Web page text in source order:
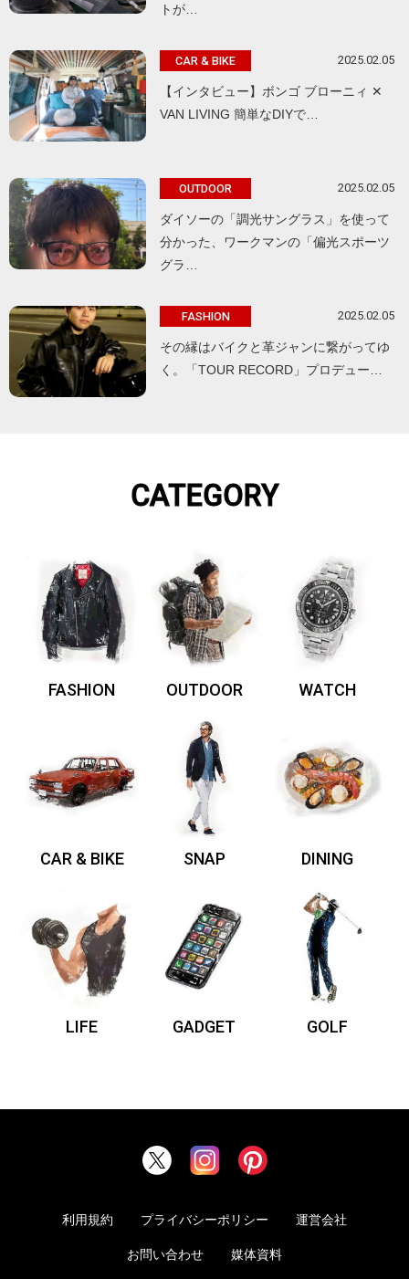
トが…
CAR & BIKE 2025.02.05
【インタビュー】ボンゴ ブローニィ ✕
VAN LIVING 簡単なDIYで…
OUTDOOR 2025.02.05
ダイソーの「調光サングラス」を使って
分かった、ワークマンの「偏光スポーツ
グラ…
FASHION 2025.02.05
その縁はバイクと革ジャンに繋がってゆ
く。「TOUR RECORD」プロデュー…
CATEGORY
FASHION OUTDOOR WATCH
CAR & BIKE SNAP DINING
LIFE GADGET GOLF
利用規約 プライバシーポリシー 運営会社
お問い合わせ 媒体資料